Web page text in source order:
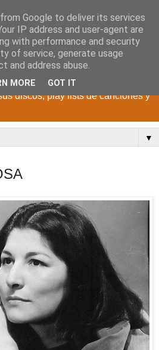
EL
DE LOS AÑOS 1950 a 2022.
discos, play lists de canciones y
▼
Google to deliver its services
IP address and user-agent are
with performance and security
of service, generate usage
and address abuse.
MORE GOT IT